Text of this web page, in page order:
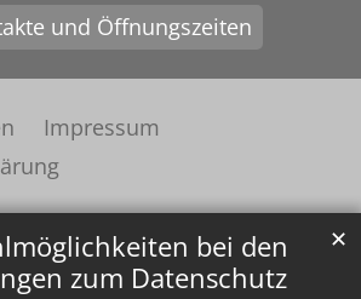
bei den
zum Datenschutz
✕
und Öffnungszeiten
Impressum